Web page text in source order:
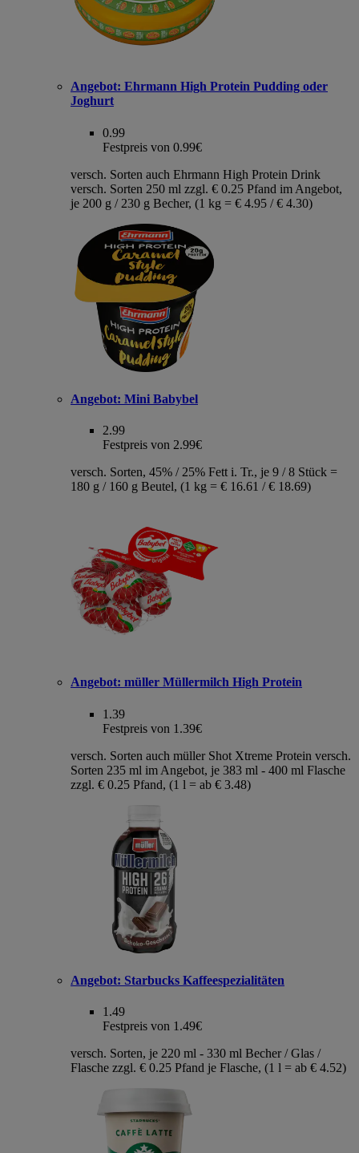
Angebot: Ehrmann High Protein Pudding oder
Joghurt
0.99
Festpreis von 0.99€
versch. Sorten auch Ehrmann High Protein Drink
versch. Sorten 250 ml zzgl. € 0.25 Pfand im Angebot,
je 200 g / 230 g Becher, (1 kg = € 4.95 / € 4.30)
Angebot: Mini Babybel
2.99
Festpreis von 2.99€
versch. Sorten, 45% / 25% Fett i. Tr., je 9 / 8 Stück =
180 g / 160 g Beutel, (1 kg = € 16.61 / € 18.69)
Angebot: müller Müllermilch High Protein
1.39
Festpreis von 1.39€
versch. Sorten auch müller Shot Xtreme Protein versch.
Sorten 235 ml im Angebot, je 383 ml - 400 ml Flasche
zzgl. € 0.25 Pfand, (1 l = ab € 3.48)
Angebot: Starbucks Kaffeespezialitäten
1.49
Festpreis von 1.49€
versch. Sorten, je 220 ml - 330 ml Becher / Glas /
Flasche zzgl. € 0.25 Pfand je Flasche, (1 l = ab € 4.52)